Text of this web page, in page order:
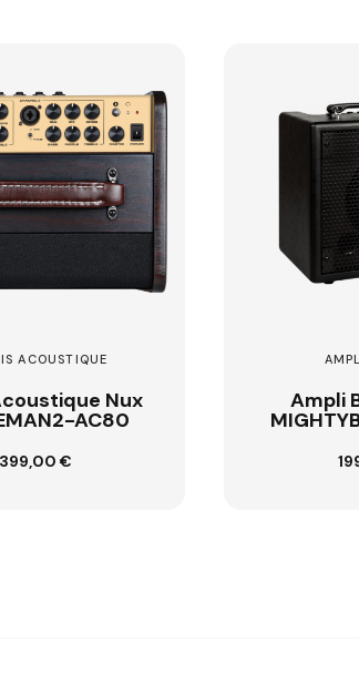
Ampli Basse NUX
MIGHTYBASS-50-BT